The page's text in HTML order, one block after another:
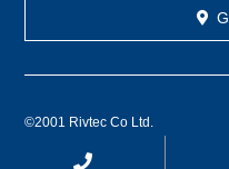
©2001 Rivtec Co Ltd.